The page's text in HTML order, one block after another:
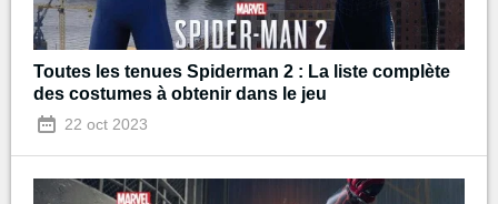
Toutes les tenues Spiderman 2 : La liste complète
des costumes à obtenir dans le jeu
22 oct 2023